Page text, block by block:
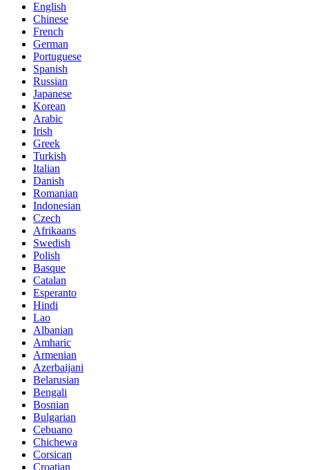
English
Chinese
French
German
Portuguese
Spanish
Russian
Japanese
Korean
Arabic
Irish
Greek
Turkish
Italian
Danish
Romanian
Indonesian
Czech
Afrikaans
Swedish
Polish
Basque
Catalan
Esperanto
Hindi
Lao
Albanian
Amharic
Armenian
Azerbaijani
Belarusian
Bengali
Bosnian
Bulgarian
Cebuano
Chichewa
Corsican
Croatian